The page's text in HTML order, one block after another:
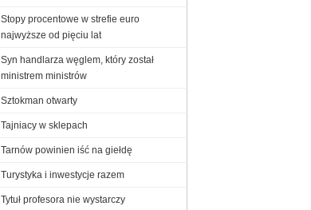
Stopy procentowe w strefie euro
najwyższe od pięciu lat
Syn handlarza węglem, który został
ministrem ministrów
Sztokman otwarty
Tajniacy w sklepach
Tarnów powinien iść na giełdę
Turystyka i inwestycje razem
Tytuł profesora nie wystarczy